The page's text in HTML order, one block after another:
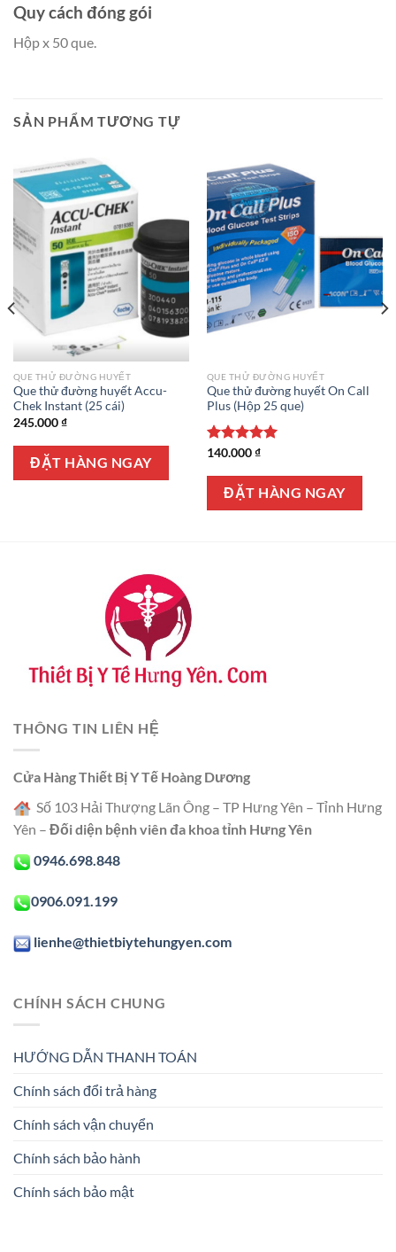
Quy cách đóng gói
Hộp x 50 que.
SẢN PHẨM TƯƠNG TỰ
QUE THỬ ĐƯỜNG HUYẾT
Que thử đường huyết Accu-
Chek Instant (25 cái)
245.000₫
ĐẶT HÀNG NGAY
QUE THỬ ĐƯỜNG HUYẾT
Que thử đường huyết On Call
Plus (Hộp 25 que)
Được xếp
5 sao
140.000₫
ĐẶT HÀNG NGAY
THÔNG TIN LIÊN HỆ
Cửa Hàng Thiết Bị Y Tế Hoàng Dương
Số 103 Hải Thượng Lãn Ông – TP Hưng Yên – Tỉnh Hưng
Yên – Đối diện bệnh viên đa khoa tỉnh Hưng Yên
0946.698.848
0906.091.199
lienhe@thietbiytehungyen.com
CHÍNH SÁCH CHUNG
HƯỚNG DẪN THANH TOÁN
Chính sách đổi trả hàng
Chính sách vận chuyển
Chính sách bảo hành
Chính sách bảo mật